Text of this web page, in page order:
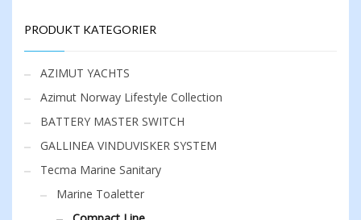
PRODUKT KATEGORIER
AZIMUT YACHTS
Azimut Norway Lifestyle Collection
BATTERY MASTER SWITCH
GALLINEA VINDUVISKER SYSTEM
Tecma Marine Sanitary
Marine Toaletter